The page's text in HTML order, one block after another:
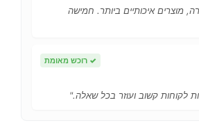
מוצרים איכותיים ביותר. חמישה
✓ רוכש מאומת
לקוחות קשוב ועוזר בכל שאלה."